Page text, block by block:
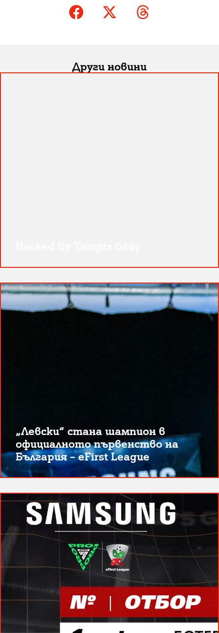
Други новини
„Левски“ стана шампион в
официалното първенство на
България – eFirst League